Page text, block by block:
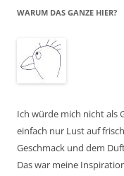
WARUM DAS GANZE HIER?
Ich würde mich nicht als
einfach nur Lust auf
Geschmack und dem
Das war meine